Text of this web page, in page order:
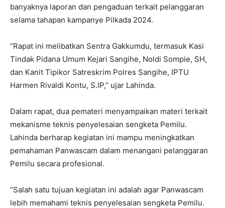
banyaknya laporan dan pengaduan terkait pelanggaran
selama tahapan kampanye Pilkada 2024.
“Rapat ini melibatkan Sentra Gakkumdu, termasuk Kasi
Tindak Pidana Umum Kejari Sangihe, Noldi Sompie, SH,
dan Kanit Tipikor Satreskrim Polres Sangihe, IPTU
Harmen Rivaldi Kontu, S.IP,” ujar Lahinda.
Dalam rapat, dua pemateri menyampaikan materi terkait
mekanisme teknis penyelesaian sengketa Pemilu.
Lahinda berharap kegiatan ini mampu meningkatkan
pemahaman Panwascam dalam menangani pelanggaran
Pemilu secara profesional.
“Salah satu tujuan kegiatan ini adalah agar Panwascam
lebih memahami teknis penyelesaian sengketa Pemilu.